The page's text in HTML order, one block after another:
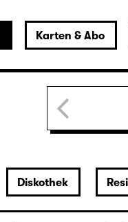
Karten & Abo
Diskothek